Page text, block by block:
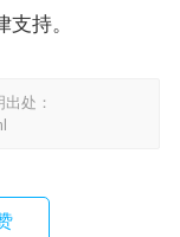
持。
处：